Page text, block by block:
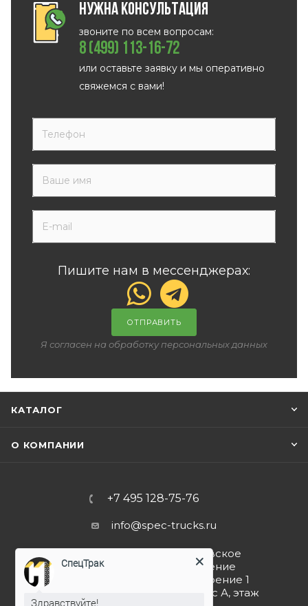
Нужна консультация
звоните по всем вопросам:
8 (499) 113-16-72
или оставьте заявку и мы оперативно
свяжемся с вами!
Пишите нам в мессенджерах:
ОТПРАВИТЬ
Я согласен на обработку персональных данных
КАТАЛОГ
О КОМПАНИИ
+7 495 128-75-76
info@spec-trucks.ru
108820, г. Москва, Киевское
шоссе 21-й км (поселение
Мосрентген), дом 3 строение 1
(Бизнес-центр G10), корпус А, этаж
СпецТрак
Здравствуйте!